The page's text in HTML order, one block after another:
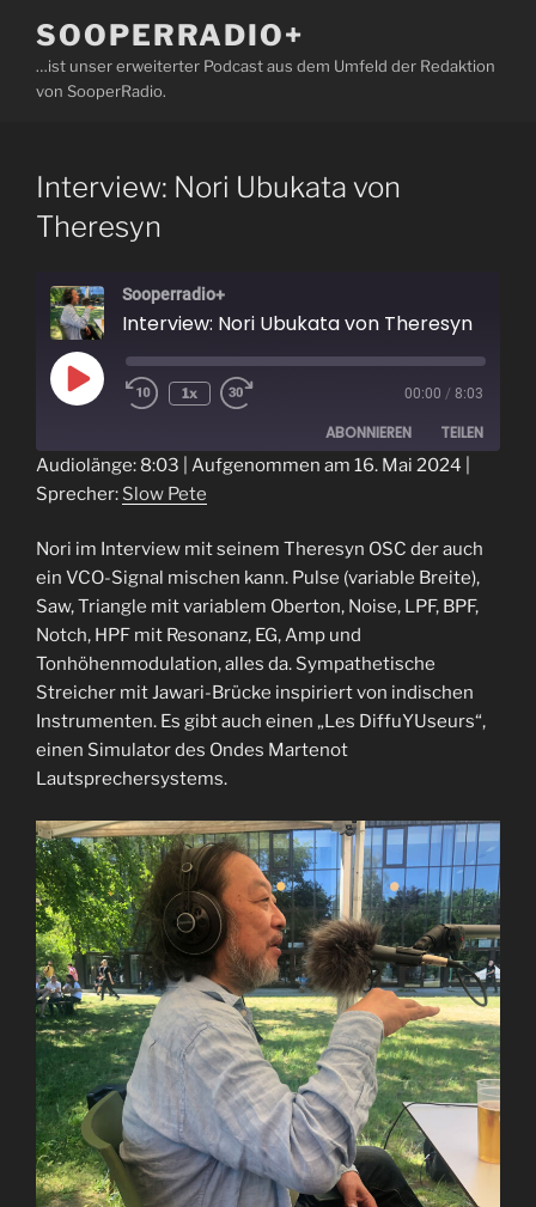
Inhalt
springen
SOOPERRADIO+
…ist unser erweiterter Podcast aus dem Umfeld der Redaktion
von SooperRadio.
Interview: Nori Ubukata von
Theresyn
Sooperradio+
Interview: Nori Ubukata von Theresyn
Play
Episode
1x 00:00 / 8:03
ABONNIEREN TEILEN
TEILEN
LINK
EMBED
Audiolänge: 8:03 Aufgenommen am 16. Mai 2024
Sprecher: Slow Pete
Nori im Interview mit seinem Theresyn OSC der auch
ein VCO-Signal mischen kann. Pulse (variable Breite),
Saw, Triangle mit variablem Oberton, Noise, LPF, BPF,
Notch, HPF mit Resonanz, EG, Amp und
Tonhöhenmodulation, alles da. Sympathetische
Streicher mit Jawari-Brücke inspiriert von indischen
Instrumenten. Es gibt auch einen „Les DiffuYUseurs“,
einen Simulator des Ondes Martenot
Lautsprechersystems.